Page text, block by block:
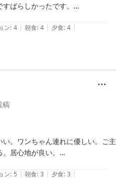
ばらしかったです。
ン: 4 | 朝食: 4 | 夕食: 4 |
稿
。ワンちゃん連れに優しい。ご主
居心地が良い。
つけが濃く、楽しみにしていたメ
ムトゥルースリーパーと記載があ
ン: 5 | 朝食: 3 | 夕食: 3 |